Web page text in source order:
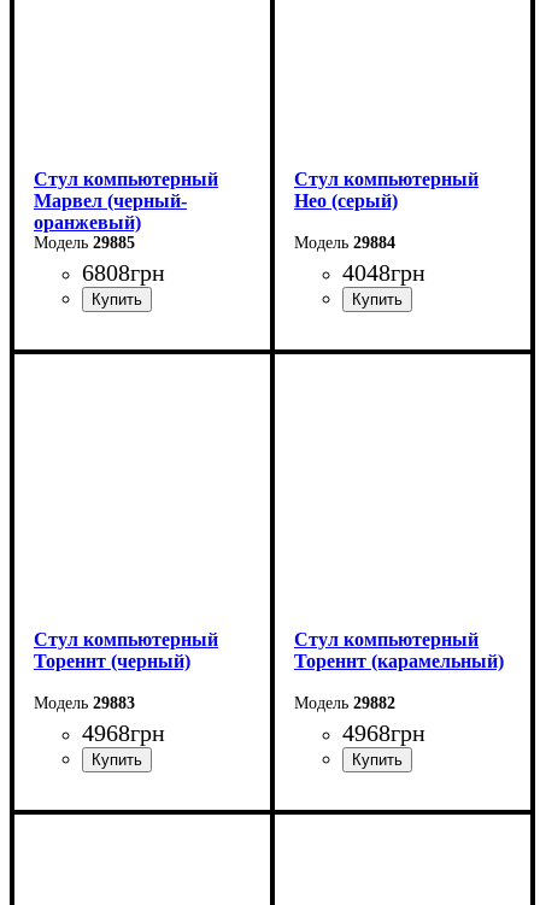
Стул компьютерный
Марвел (черный-
оранжевый)
29885
6808грн
Стул компьютерный
Нео (серый)
29884
4048грн
Стул компьютерный
Тореннт (черный)
29883
4968грн
Стул компьютерный
Тореннт (карамельный)
29882
4968грн